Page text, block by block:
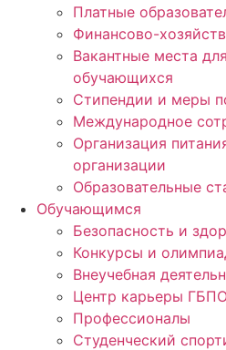
Платные
Финансово-
Вакантные места
обучающихся
Стипендии и меры
Международное
Организация
организации
Образовательные
Обучающимся
Безопасность и
Конкурсы и
Внеучебная
Центр карьеры
Профессионалы
Студенческий